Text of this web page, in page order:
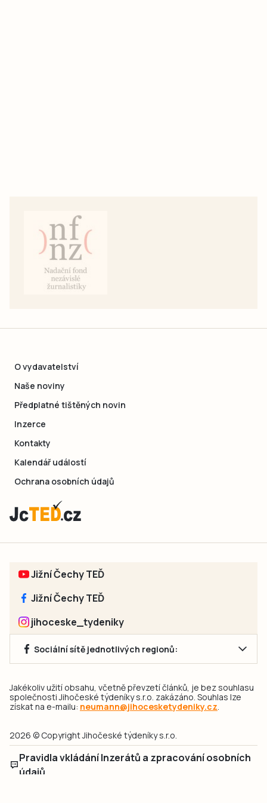
O vydavatelství
Naše noviny
Předplatné tištěných novin
Inzerce
Kontakty
Kalendář událostí
Ochrana osobních údajů
Jižní Čechy TEĎ
Jižní Čechy TEĎ
jihoceske_tydeniky
Sociální sítě jednotlivých regionů:
Jakékoliv užití obsahu, včetně převzetí článků, je bez souhlasu
společnosti Jihočeské týdeníky s.r.o. zakázáno. Souhlas lze
získat na e-mailu: neumann@jihocesketydeniky.cz.
2026 © Copyright Jihočeské týdeníky s.r.o.
Pravidla vkládání Inzerátů a zpracování osobních
údajů